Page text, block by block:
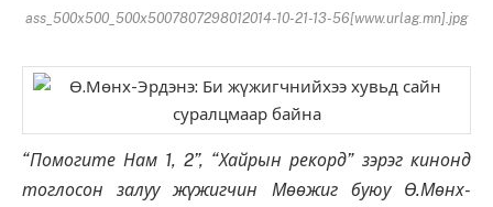
ass_500x500_500x5007807298012014-10-21-13-56[www.urlag.mn].jpg
“Помогите Нам 1, 2”, “Хайрын рекорд” зэрэг кинонд
тоглосон залуу жүжигчин Мөөжиг буюу Ө.Мөнх-